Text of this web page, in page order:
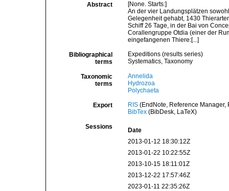
Abstract
[None. Starts:]
An der vier Landungsplätzen
Gelegenheit gehabt, 1430
Schiff 26 Tage, in der Bai von
Corallengruppe Otdia (einer der
eingefangenen Thiere:[...]
Bibliographical
terms
Expeditions (results series)
Systematics, Taxonomy
Taxonomic
terms
Annelida
Hydrozoa
Polychaeta
Export RIS(EndNote, Reference Manager,
BibTex(BibDesk, LaTeX)
Sessions
Date
2013-01-12 18:30:12Z
2013-01-22 10:22:55Z
2013-10-15 18:11:01Z
2013-12-22 17:57:46Z
2023-01-11 22:35:26Z